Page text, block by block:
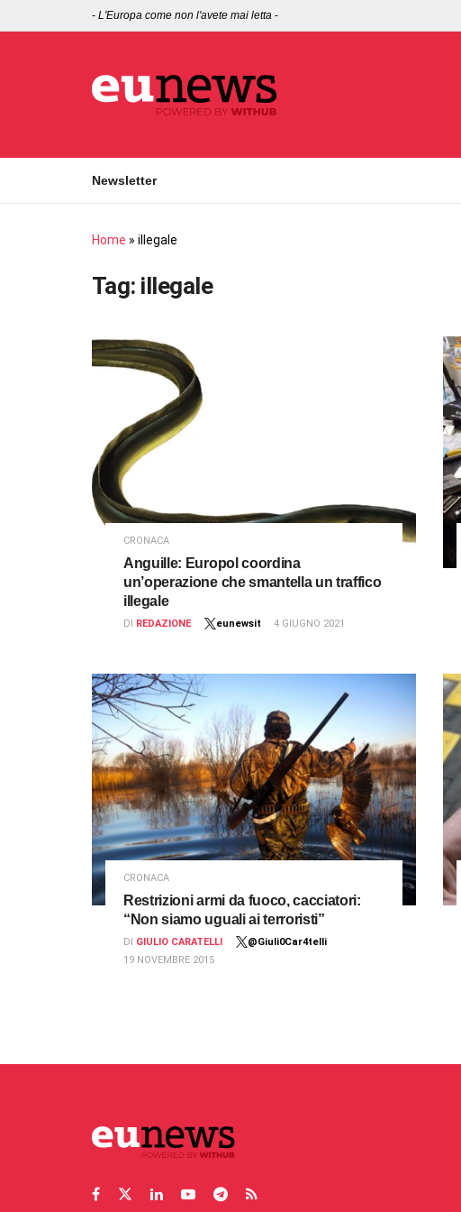
- L'Europa come non l'avete mai letta -
Newsletter
Home » illegale
Tag: illegale
CRONACA
Anguille: Europol coordina
un’operazione che smantella un traffico
illegale
DI REDAZIONE eunewsit 4 GIUGNO 2021
CRONACA
Restrizioni armi da fuoco, cacciatori:
“Non siamo uguali ai terroristi”
DI GIULIO CARATELLI
@Giuli0Car4telli
19 NOVEMBRE 2015